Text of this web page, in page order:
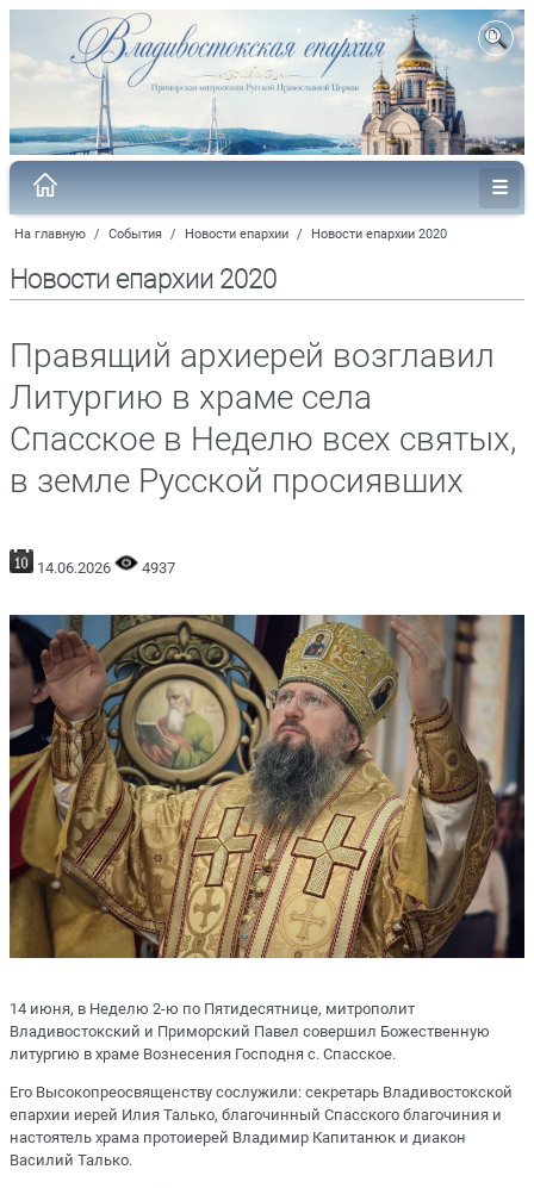
На главную / События / Новости епархии / Новости епархии 2020
Новости епархии 2020
Правящий архиерей возглавил
Литургию в храме села
Спасское в Неделю всех святых,
в земле Русской просиявших
14.06.2026 4937
14 июня, в Неделю 2-ю по Пятидесятнице, митрополит
Владивостокский и Приморский Павел совершил Божественную
литургию в храме Вознесения Господня с. Спасское.
Его Высокопреосвященству сослужили: секретарь Владивостокской
епархии иерей Илия Талько, благочинный Спасского благочиния и
настоятель храма протоиерей Владимир Капитанюк и диакон
Василий Талько.